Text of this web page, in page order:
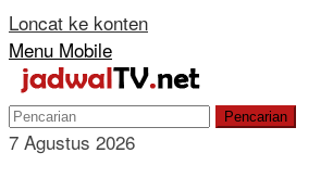
Loncat ke konten
Menu Mobile
Pencarian
7 Agustus 2026